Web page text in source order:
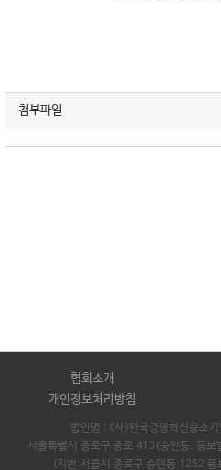
첨부파일
협회소개
개인정보처리방침
법인명 : (사)한국경영혁신중소
서울특별시 종로구 종로 413(숭인동, 동
(지번:서울시 종로구 숭인동 1252